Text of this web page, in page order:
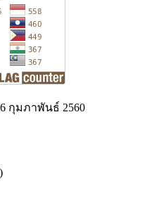
กุมภาพันธ์ 2560